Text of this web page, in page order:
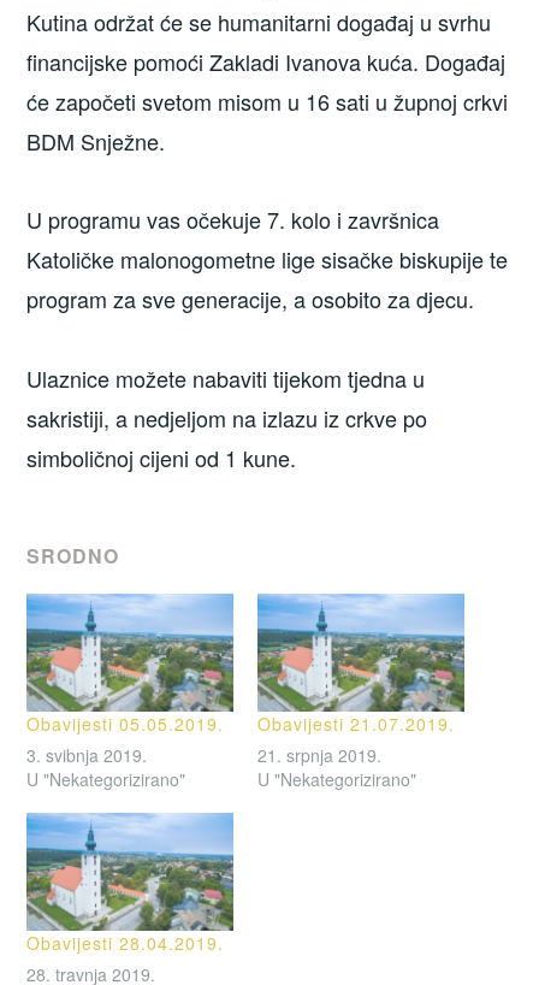
Kutina održat će se humanitarni događaj u svrhu
financijske pomoći Zakladi Ivanova kuća. Događaj
će započeti svetom misom u 16 sati u župnoj crkvi
BDM Snježne.
U programu vas očekuje 7. kolo i završnica
Katoličke malonogometne lige sisačke biskupije te
program za sve generacije, a osobito za djecu.
Ulaznice možete nabaviti tijekom tjedna u
sakristiji, a nedjeljom na izlazu iz crkve po
simboličnoj cijeni od 1 kune.
SRODNO
Obavijesti 05.05.2019.
3. svibnja 2019.
U "Nekategorizirano"
Obavijesti 21.07.2019.
21. srpnja 2019.
U "Nekategorizirano"
Obavijesti 28.04.2019.
28. travnja 2019.